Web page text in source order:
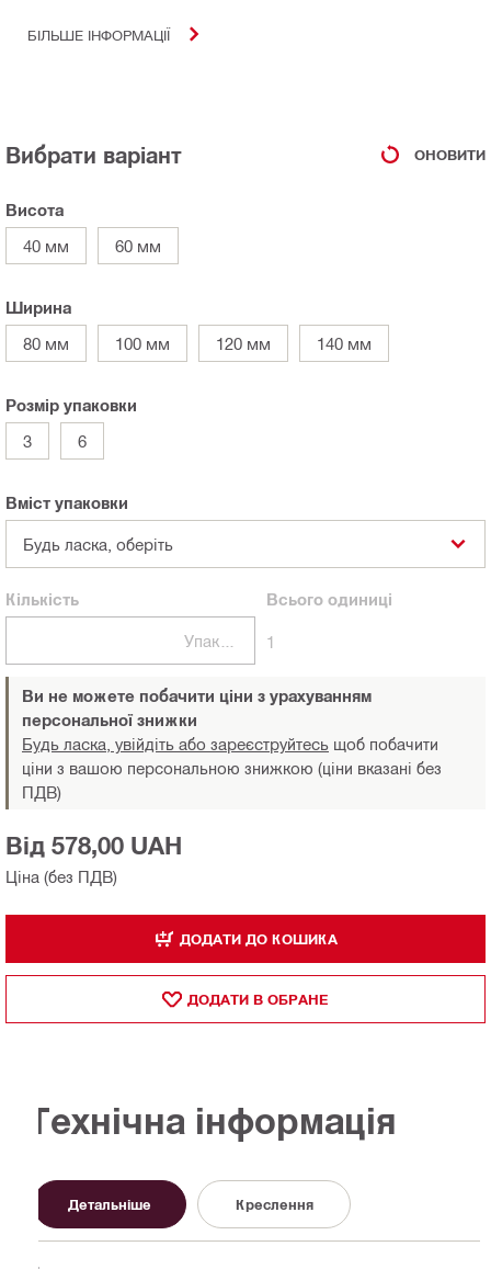
БІЛЬШЕ ІНФОРМАЦІЇ
Вибрати варіант ОНОВИТИ
Висота
40 мм
60 мм
Ширина
80 мм
100 мм 120 мм 140 мм
Розмір упаковки
3
6
Вміст упаковки
Будь ласка, оберіть
Кількість
Упаковки
Всьогоодиниці
1
Ви не можете побачити ціни з урахуванням
персональної знижки
Будь ласка, увійдіть або зареєструйтесь щоб побачити
ціни з вашою персональною знижкою (ціни вказані без
ПДВ)
Ціна (без ПДВ)
Від 578,00 UAH
ДОДАТИ ДО КОШИКА
ДОДАТИ В ОБРАНЕ
Технічна інформація
Детальніше Креслення